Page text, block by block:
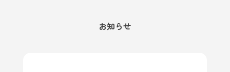
お知らせ